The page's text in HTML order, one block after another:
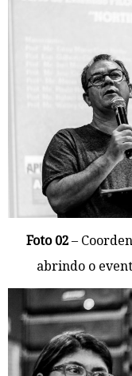
Foto 02–
abrindo o